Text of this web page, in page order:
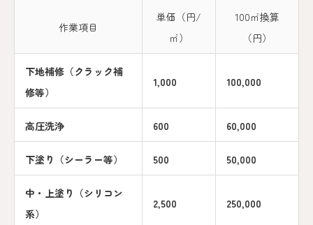
作業項目
単価（円/
㎡）
100㎡換算
（円）
下地補修（クラック補
修等）
1,000 100,000
高圧洗浄 600 60,000
下塗り（シーラー等） 500 50,000
中・上塗り（シリコン
系）
2,500 250,000